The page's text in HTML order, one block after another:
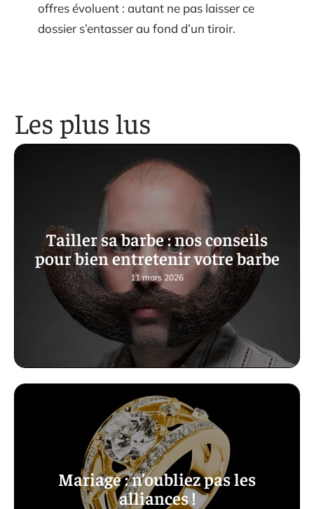
offres évoluent : autant ne pas laisser ce
dossier s’entasser au fond d’un tiroir.
Les plus lus
Tailler sa barbe : nos conseils
pour bien entretenir votre barbe
11 mars 2026
Mariage : n’oubliez pas les
alliances !